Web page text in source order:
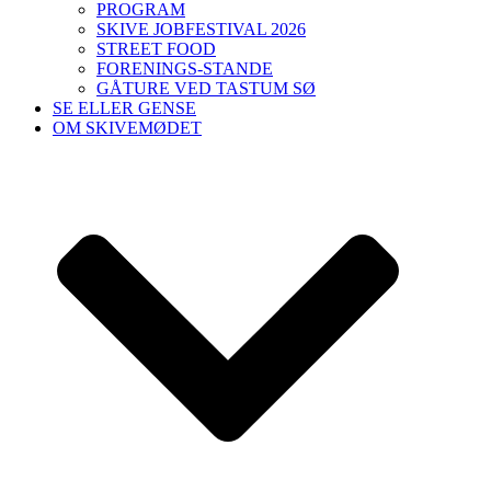
PROGRAM
SKIVE JOBFESTIVAL 2026
STREET FOOD
FORENINGS-STANDE
GÅTURE VED TASTUM SØ
SE ELLER GENSE
OM SKIVEMØDET